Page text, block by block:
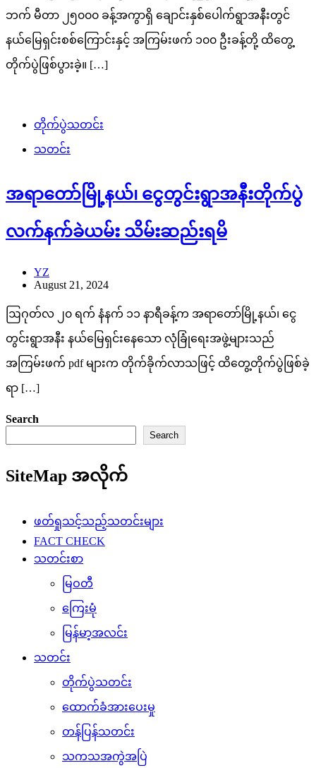
ဘက် မီတာ ၂၅၀၀၀ ခန့်အကွာရှိ ချောင်းနှစ်ပေါက်ရွာအနီးတွင်
နယ်မြေရှင်းစစ်ကြောင်းနှင့် အကြမ်းဖက် ၁၀၀ ဦးခန့်တို့ ထိတွေ့
တိုက်ပွဲဖြစ်ပွားခဲ့။ […]
တိုက်ပွဲသတင်း
သတင်း
အရာတော်မြို့နယ်၊ ငွေတွင်းရွာအနီးတိုက်ပွဲ
လက်နက်ခဲယမ်း သိမ်းဆည်းရမိ
YZ
August 21, 2024
ဩဂုတ်လ ၂၀ ရက် နံနက် ၁၁ နာရီခန့်က အရာတော်မြို့နယ်၊ ငွေ
တွင်းရွာအနီး နယ်မြေရှင်းနေသော လုံခြုံရေးအဖွဲ့များသည်
အကြမ်းဖက် pdf များက တိုက်ခိုက်လာသဖြင့် ထိတွေ့တိုက်ပွဲဖြစ်ခဲ့
ရာ […]
Search
Search
SiteMap အလိုက်
ဖတ်ရှုသင့်သည့်သတင်းများ
FACT CHECK
သတင်းစာ
မြဝတီ
ကြေးမုံ
မြန်မာ့အလင်း
သတင်း
တိုက်ပွဲသတင်း
ထောက်ခံအားပေးမှု
တန်ပြန်သတင်း
သကသအကွဲအပြဲ